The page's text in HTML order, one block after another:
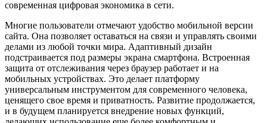
современная цифровая экономика в сети.
Многие пользователи отмечают удобство мобильной версии
сайта. Она позволяет оставаться на связи и управлять своими
делами из любой точки мира. Адаптивный дизайн
подстраивается под размеры экрана смартфона. Встроенная
защита от отслеживания через браузер работает и на
мобильных устройствах. Это делает платформу
универсальным инструментом для современного человека,
ценящего свое время и приватность. Развитие продолжается,
и в будущем планируется внедрение новых функций,